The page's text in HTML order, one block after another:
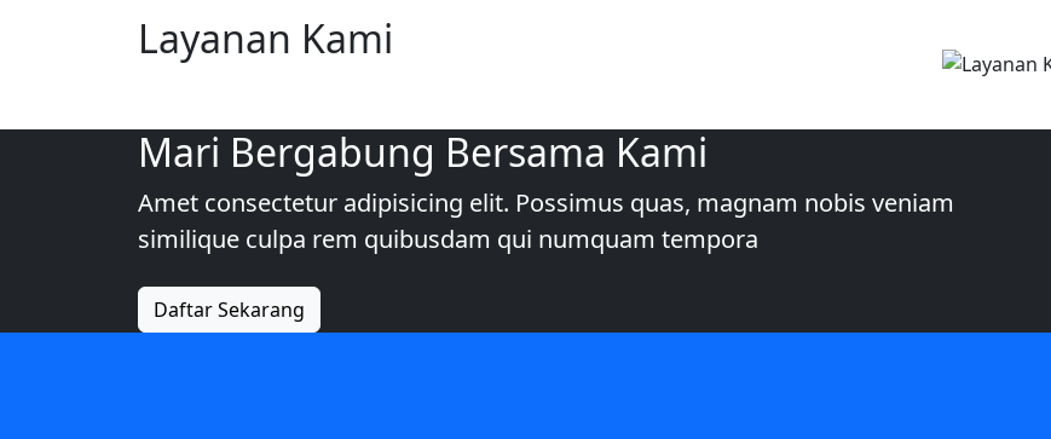
Layanan Kami
Mari Bergabung Bersama Kami
Amet consectetur adipisicing elit. Possimus quas, magnam nobis veniam
similique culpa rem quibusdam qui numquam tempora
Daftar Sekarang